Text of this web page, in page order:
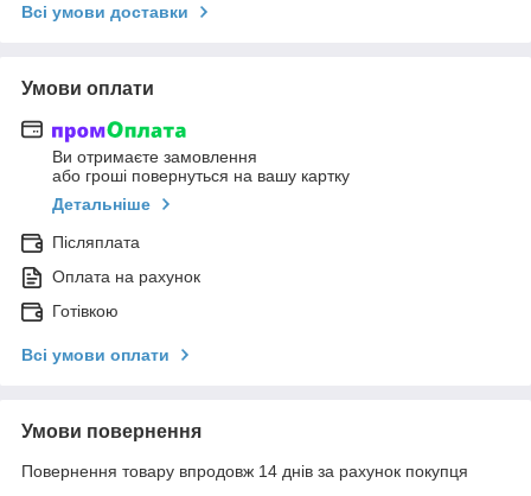
Всі умови доставки
Умови оплати
Ви отримаєте замовлення
або гроші повернуться на вашу картку
Детальніше
Післяплата
Оплата на рахунок
Готівкою
Всі умови оплати
Умови повернення
Повернення товару впродовж 14 днів за рахунок покупця